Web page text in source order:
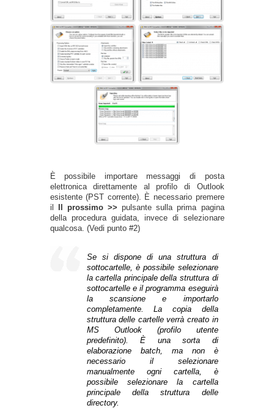
È possibile importare messaggi di posta
elettronica direttamente al profilo di Outlook
esistente (PST corrente). È necessario premere
il
Il prossimo >> pulsante sulla prima pagina
della procedura guidata, invece di selezionare
qualcosa. (Vedi punto #2)
Se si dispone di una struttura di
sottocartelle, è possibile selezionare
la cartella principale della struttura di
sottocartelle e il programma eseguirà
la scansione e importarlo
completamente. La copia della
struttura delle cartelle verrà creato in
MS Outlook (profilo utente
predefinito). È una sorta di
elaborazione batch, ma non è
necessario il selezionare
manualmente ogni cartella, è
possibile selezionare la cartella
principale della struttura delle
directory.